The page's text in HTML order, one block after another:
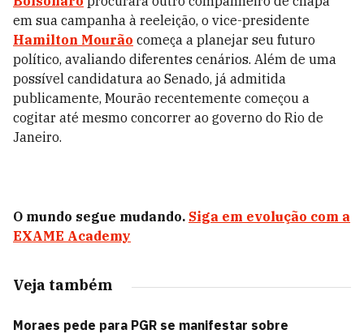
em sua campanha à reeleição, o vice-presidente
Hamilton Mourão começa a planejar seu futuro
político, avaliando diferentes cenários. Além de uma
possível candidatura ao Senado, já admitida
publicamente, Mourão recentemente começou a
cogitar até mesmo concorrer ao governo do Rio de
Janeiro.
O mundo segue mudando. Siga em evolução com a
EXAME Academy
Veja também
Moraes pede para PGR se manifestar sobre